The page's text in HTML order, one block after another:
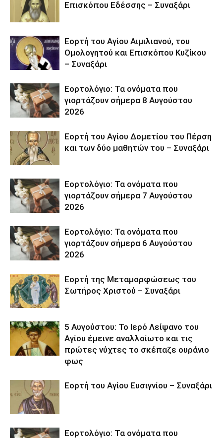
Επισκόπου Εδέσσης – Συναξάρι
Εορτή του Αγίου Αιμιλιανού, του
Ομολογητού και Επισκόπου Κυζίκου
– Συναξάρι
Εορτολόγιο: Τα ονόματα που
γιορτάζουν σήμερα 8 Αυγούστου
2026
Εορτή του Αγίου Δομετίου του Πέρση
και των δύο μαθητών του – Συναξάρι
Εορτολόγιο: Τα ονόματα που
γιορτάζουν σήμερα 7 Αυγούστου
2026
Εορτολόγιο: Τα ονόματα που
γιορτάζουν σήμερα 6 Αυγούστου
2026
Εορτή της Μεταμορφώσεως του
Σωτήρος Χριστού – Συναξάρι
5 Αυγούστου: Το Ιερό Λείψανο του
Αγίου έμεινε αναλλοίωτο και τις
πρώτες νύχτες το σκέπαζε ουράνιο
φως
Εορτή του Αγίου Ευσιγνίου – Συναξάρι
Εορτολόγιο: Τα ονόματα που